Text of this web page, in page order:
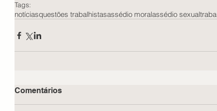
Tags:
notíciasquestões trabalhistasassédio moralassédio sexual
Comentários